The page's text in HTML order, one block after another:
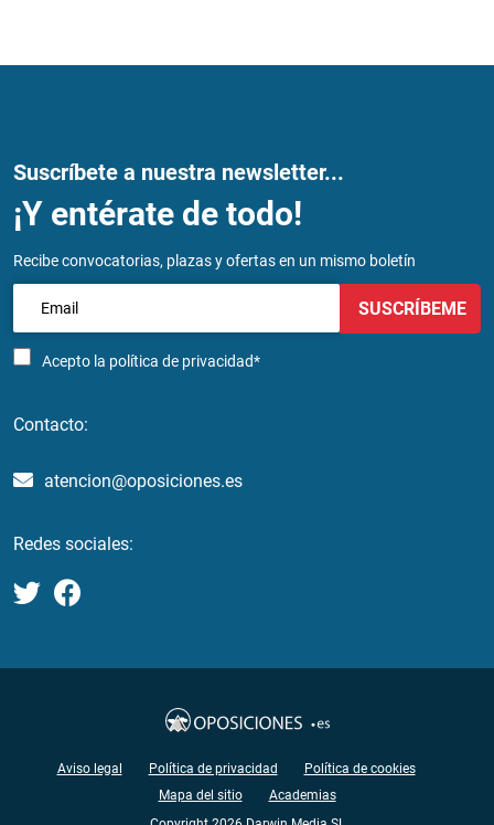
Suscríbete a nuestra newsletter...
¡Y entérate de todo!
Recibe convocatorias, plazas y ofertas en un mismo boletín
Acepto la política de privacidad*
SUSCRÍBEME
Contacto:
atencion@oposiciones.es
Redes sociales:
Aviso legal Política de privacidad
Política de cookies
Mapa del sitio
Academias